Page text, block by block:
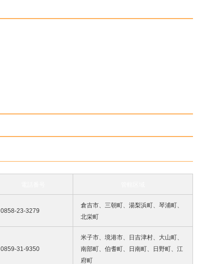
0858-23-3279
倉吉市、三朝町、湯梨浜町、琴浦町、
北栄町
0859-31-9350
米子市、境港市、日吉津村、大山町、
南部町、伯耆町、日南町、日野町、江
府町